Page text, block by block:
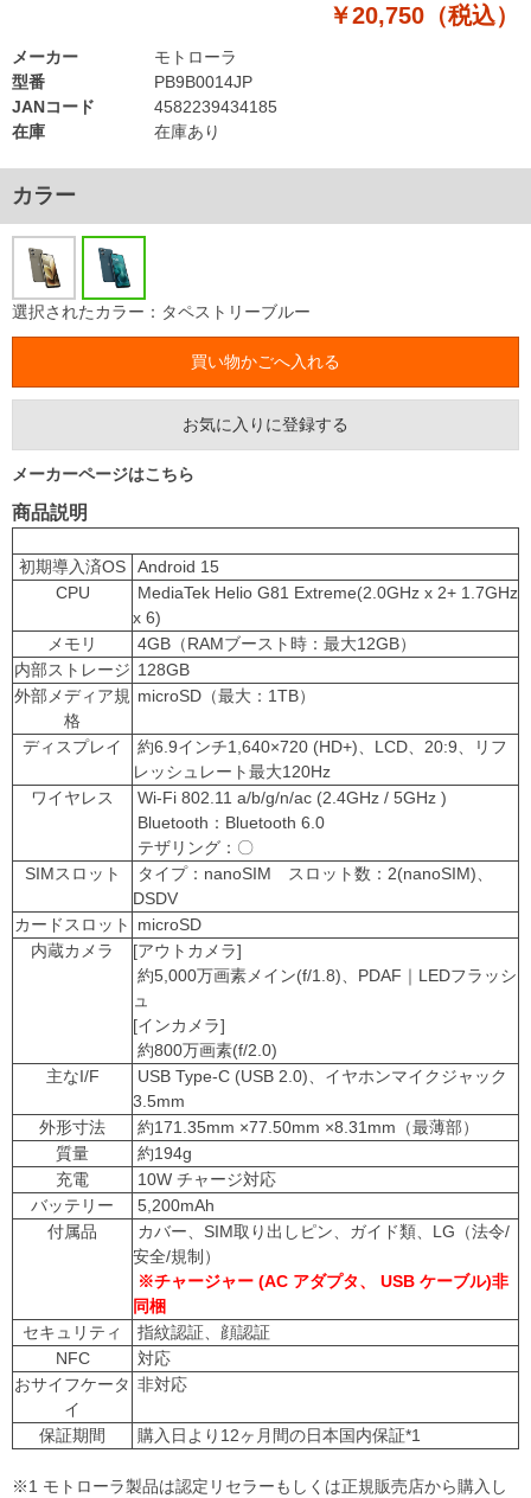
￥20,750（税込）
型番
PB9B0014JP
JANコード
4582239434185
在庫
在庫あり
メーカー モトローラ
カラー
選択されたカラー：タペストリーブルー
お気に入りに登録する
メーカーページはこちら
商品説明
初期導入済OS
Android 15
CPU
MediaTek Helio G81 Extreme(2.0GHz x 2+ 1.7GHz
x 6)
メモリ
4GB（RAMブースト時：最大12GB）
内部ストレージ 128GB
外部メディア規
格
microSD（最大：1TB）
ディスプレイ
約6.9インチ1,640×720 (HD+)、LCD、20:9、リフ
レッシュレート最大120Hz
ワイヤレス
Wi-Fi 802.11 a/b/g/n/ac (2.4GHz / 5GHz )
Bluetooth：Bluetooth 6.0
テザリング：〇
SIMスロット
タイプ：nanoSIM スロット数：2(nanoSIM)、
DSDV
カードスロット
microSD
内蔵カメラ
[アウトカメラ]
約5,000万画素メイン(f/1.8)、PDAF｜LEDフラッシ
ュ
[インカメラ]
約800万画素(f/2.0)
主なI/F
USB Type-C (USB 2.0)、イヤホンマイクジャック
3.5mm
外形寸法
約171.35mm ×77.50mm ×8.31mm（最薄部）
質量
約194g
充電
10W チャージ対応
バッテリー
5,200mAh
付属品
カバー、SIM取り出しピン、ガイド類、LG（法令/
安全/規制）
※チャージャー (AC アダプタ、 USB ケーブル)非
同梱
セキュリティ
指紋認証、顔認証
NFC
対応
おサイフケータ
イ
非対応
保証期間 購入日より12ヶ月間の日本国内保証*1
※1 モトローラ製品は認定リセラーもしくは正規販売店から購入し